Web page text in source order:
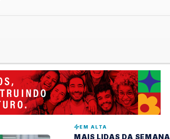
EM ALTA
MAIS LIDAS DA SEMANA